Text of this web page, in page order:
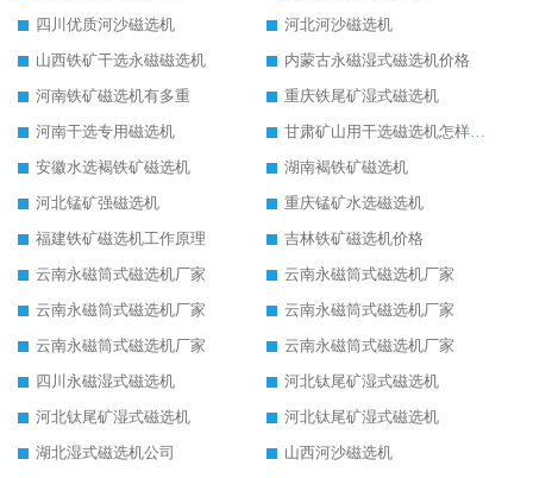
四川优质河沙磁选机
河北河沙磁选机
山西铁矿干选永磁磁选机
内蒙古永磁湿式磁选机价格
河南铁矿磁选机有多重
重庆铁尾矿湿式磁选机
河南干选专用磁选机
甘肃矿山用干选磁选机怎样调磁
安徽水选褐铁矿磁选机
湖南褐铁矿磁选机
河北锰矿强磁选机
重庆锰矿水选磁选机
福建铁矿磁选机工作原理
吉林铁矿磁选机价格
云南永磁筒式磁选机厂家
云南永磁筒式磁选机厂家
云南永磁筒式磁选机厂家
云南永磁筒式磁选机厂家
云南永磁筒式磁选机厂家
云南永磁筒式磁选机厂家
四川永磁湿式磁选机
河北钛尾矿湿式磁选机
河北钛尾矿湿式磁选机
河北钛尾矿湿式磁选机
湖北湿式磁选机公司
山西河沙磁选机